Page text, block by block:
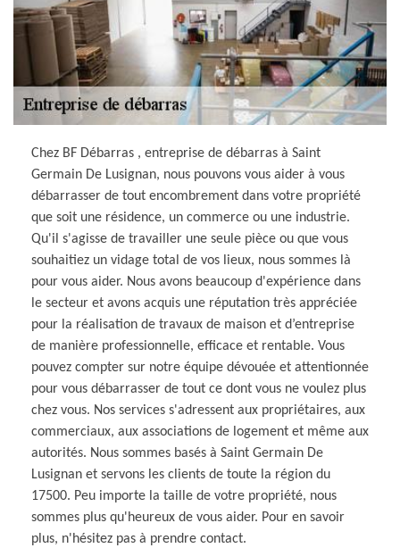
Chez BF Débarras , entreprise de débarras à Saint
Germain De Lusignan, nous pouvons vous aider à vous
débarrasser de tout encombrement dans votre propriété
que soit une résidence, un commerce ou une industrie.
Qu'il s'agisse de travailler une seule pièce ou que vous
souhaitiez un vidage total de vos lieux, nous sommes là
pour vous aider. Nous avons beaucoup d'expérience dans
le secteur et avons acquis une réputation très appréciée
pour la réalisation de travaux de maison et d’entreprise
de manière professionnelle, efficace et rentable. Vous
pouvez compter sur notre équipe dévouée et attentionnée
pour vous débarrasser de tout ce dont vous ne voulez plus
chez vous. Nos services s'adressent aux propriétaires, aux
commerciaux, aux associations de logement et même aux
autorités. Nous sommes basés à Saint Germain De
Lusignan et servons les clients de toute la région du
17500. Peu importe la taille de votre propriété, nous
sommes plus qu'heureux de vous aider. Pour en savoir
plus, n'hésitez pas à prendre contact.